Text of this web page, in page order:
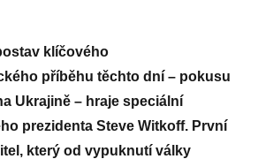
klíčového
příběhu těchto dní – pokusu
Ukrajině – hraje speciální
prezidenta Steve Witkoff. První
který od vypuknutí války